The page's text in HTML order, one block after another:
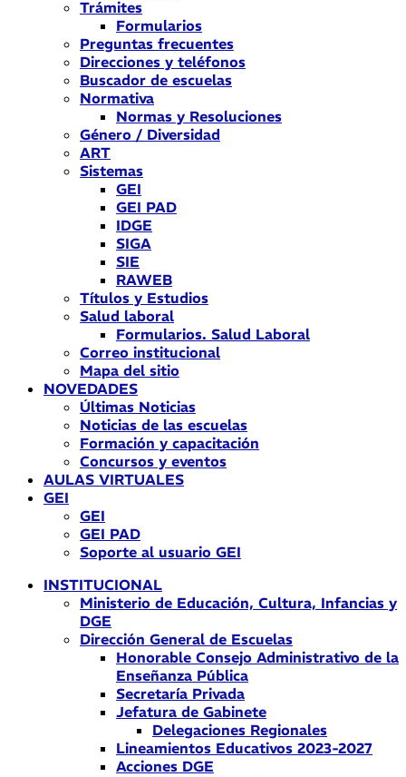
Trámites
Formularios
Preguntas frecuentes
Direcciones y teléfonos
Buscador de escuelas
Normativa
Normas y Resoluciones
Género / Diversidad
ART
Sistemas
GEI
GEI PAD
IDGE
SIGA
SIE
RAWEB
Títulos y Estudios
Salud laboral
Formularios. Salud Laboral
Correo institucional
Mapa del sitio
NOVEDADES
Últimas Noticias
Noticias de las escuelas
Formación y capacitación
Concursos y eventos
AULAS VIRTUALES
GEI
GEI
GEI PAD
Soporte al usuario GEI
INSTITUCIONAL
Ministerio de Educación, Cultura, Infancias y
DGE
Dirección General de Escuelas
Honorable Consejo Administrativo de la
Enseñanza Pública
Secretaría Privada
Jefatura de Gabinete
Delegaciones Regionales
Lineamientos Educativos 2023-2027
Acciones DGE